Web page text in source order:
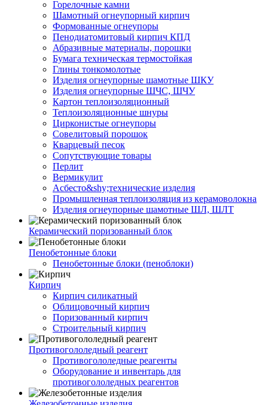
Горелочные камни
Шамотный огнеупорный кирпич
Формованные огнеупоры
Пенодиатомитовый кирпич КПД
Абразивные материалы, порошки
Бумага техническая термостойкая
Глины тонкомолотые
Изделия огнеупорные шамотные ШКУ
Изделия огнеупорные ШЧС, ШЧУ
Картон теплоизоляционный
Теплоизоляционные шнуры
Цирконистые огнеупоры
Совелитовый порошок
Кварцевый песок
Сопутствующие товары
Перлит
Вермикулит
Асбесто&shy;технические изделия
Промышленная теплоизоляция из керамоволокна
Изделия огнеупорные шамотные ШЛ, ШЛТ
Керамический поризованный блок
Пенобетонные блоки
Пенобетонные блоки (пеноблоки)
Кирпич
Кирпич силикатный
Облицовочный кирпич
Поризованный кирпич
Строительный кирпич
Противогололедный реагент
Противогололедные реагенты
Оборудование и инвентарь для
противогололедных реагентов